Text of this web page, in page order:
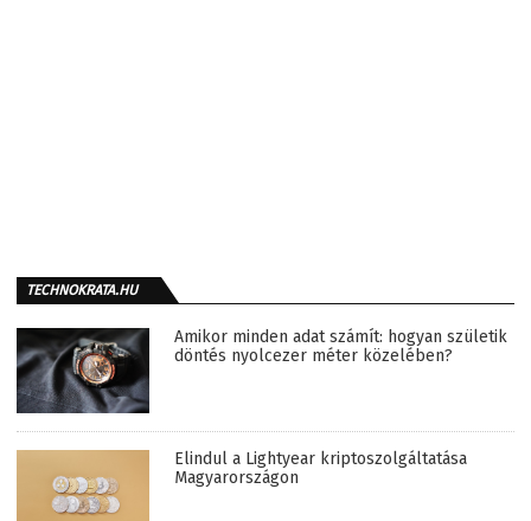
TECHNOKRATA.HU
Amikor minden adat számít: hogyan születik
döntés nyolcezer méter közelében?
Elindul a Lightyear kriptoszolgáltatása
Magyarországon